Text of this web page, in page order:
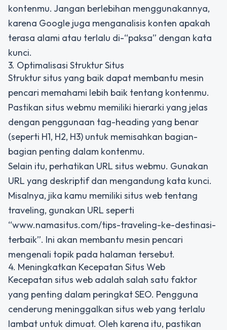
kontenmu. Jangan berlebihan menggunakannya,
karena Google juga menganalisis konten apakah
terasa alami atau terlalu di-“paksa” dengan kata
kunci.
3. Optimalisasi Struktur Situs
Struktur situs yang baik dapat membantu mesin
pencari memahami lebih baik tentang kontenmu.
Pastikan situs webmu memiliki hierarki yang jelas
dengan penggunaan tag-heading yang benar
(seperti H1, H2, H3) untuk memisahkan bagian-
bagian penting dalam kontenmu.
Selain itu, perhatikan URL situs webmu. Gunakan
URL yang deskriptif dan mengandung kata kunci.
Misalnya, jika kamu memiliki situs web tentang
traveling, gunakan URL seperti
“www.namasitus.com/tips-traveling-ke-destinasi-
terbaik”. Ini akan membantu mesin pencari
mengenali topik pada halaman tersebut.
4. Meningkatkan Kecepatan Situs Web
Kecepatan situs web adalah salah satu faktor
yang penting dalam peringkat SEO. Pengguna
cenderung meninggalkan situs web yang terlalu
lambat untuk dimuat. Oleh karena itu, pastikan